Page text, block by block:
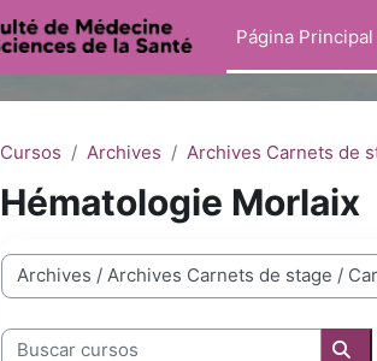
Página Principal
Cursos Archives Archives Carnets de
Hématologie Morlaix
Categorías
Buscar cursos